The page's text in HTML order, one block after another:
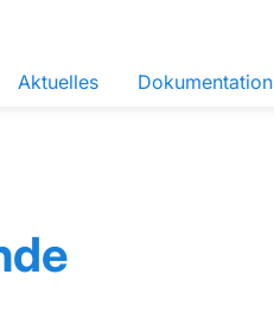
Aktuelles Dokumentation